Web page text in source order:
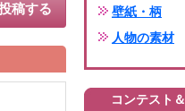
稿する
壁紙・柄
人物の素材
コンテスト